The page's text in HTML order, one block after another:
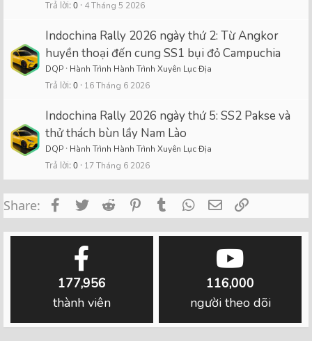
Trả lời 0 4 Tháng 5 2026
Indochina Rally 2026 ngày thứ 2: Từ Angkor
huyền thoại đến cung SS1 bụi đỏ Campuchia
DQP Hành Trình Hành Trình Xuyên Lục Địa
Trả lời 0 16 Tháng 6 2026
Indochina Rally 2026 ngày thứ 5: SS2 Pakse và
thử thách bùn lầy Nam Lào
DQP Hành Trình Hành Trình Xuyên Lục Địa
Trả lời 0 17 Tháng 6 2026
Share: FacebookTwitterReddit PinterestTumblrWhatsApp
Email
177,956
thành viên
116,000
người theo dõi